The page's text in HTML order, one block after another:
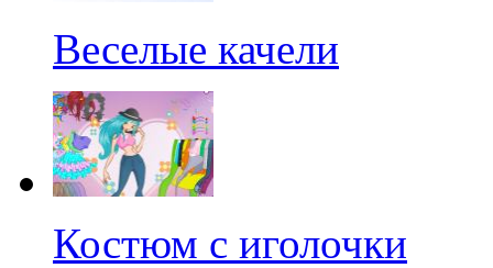
Веселые качели
Костюм с иголочки